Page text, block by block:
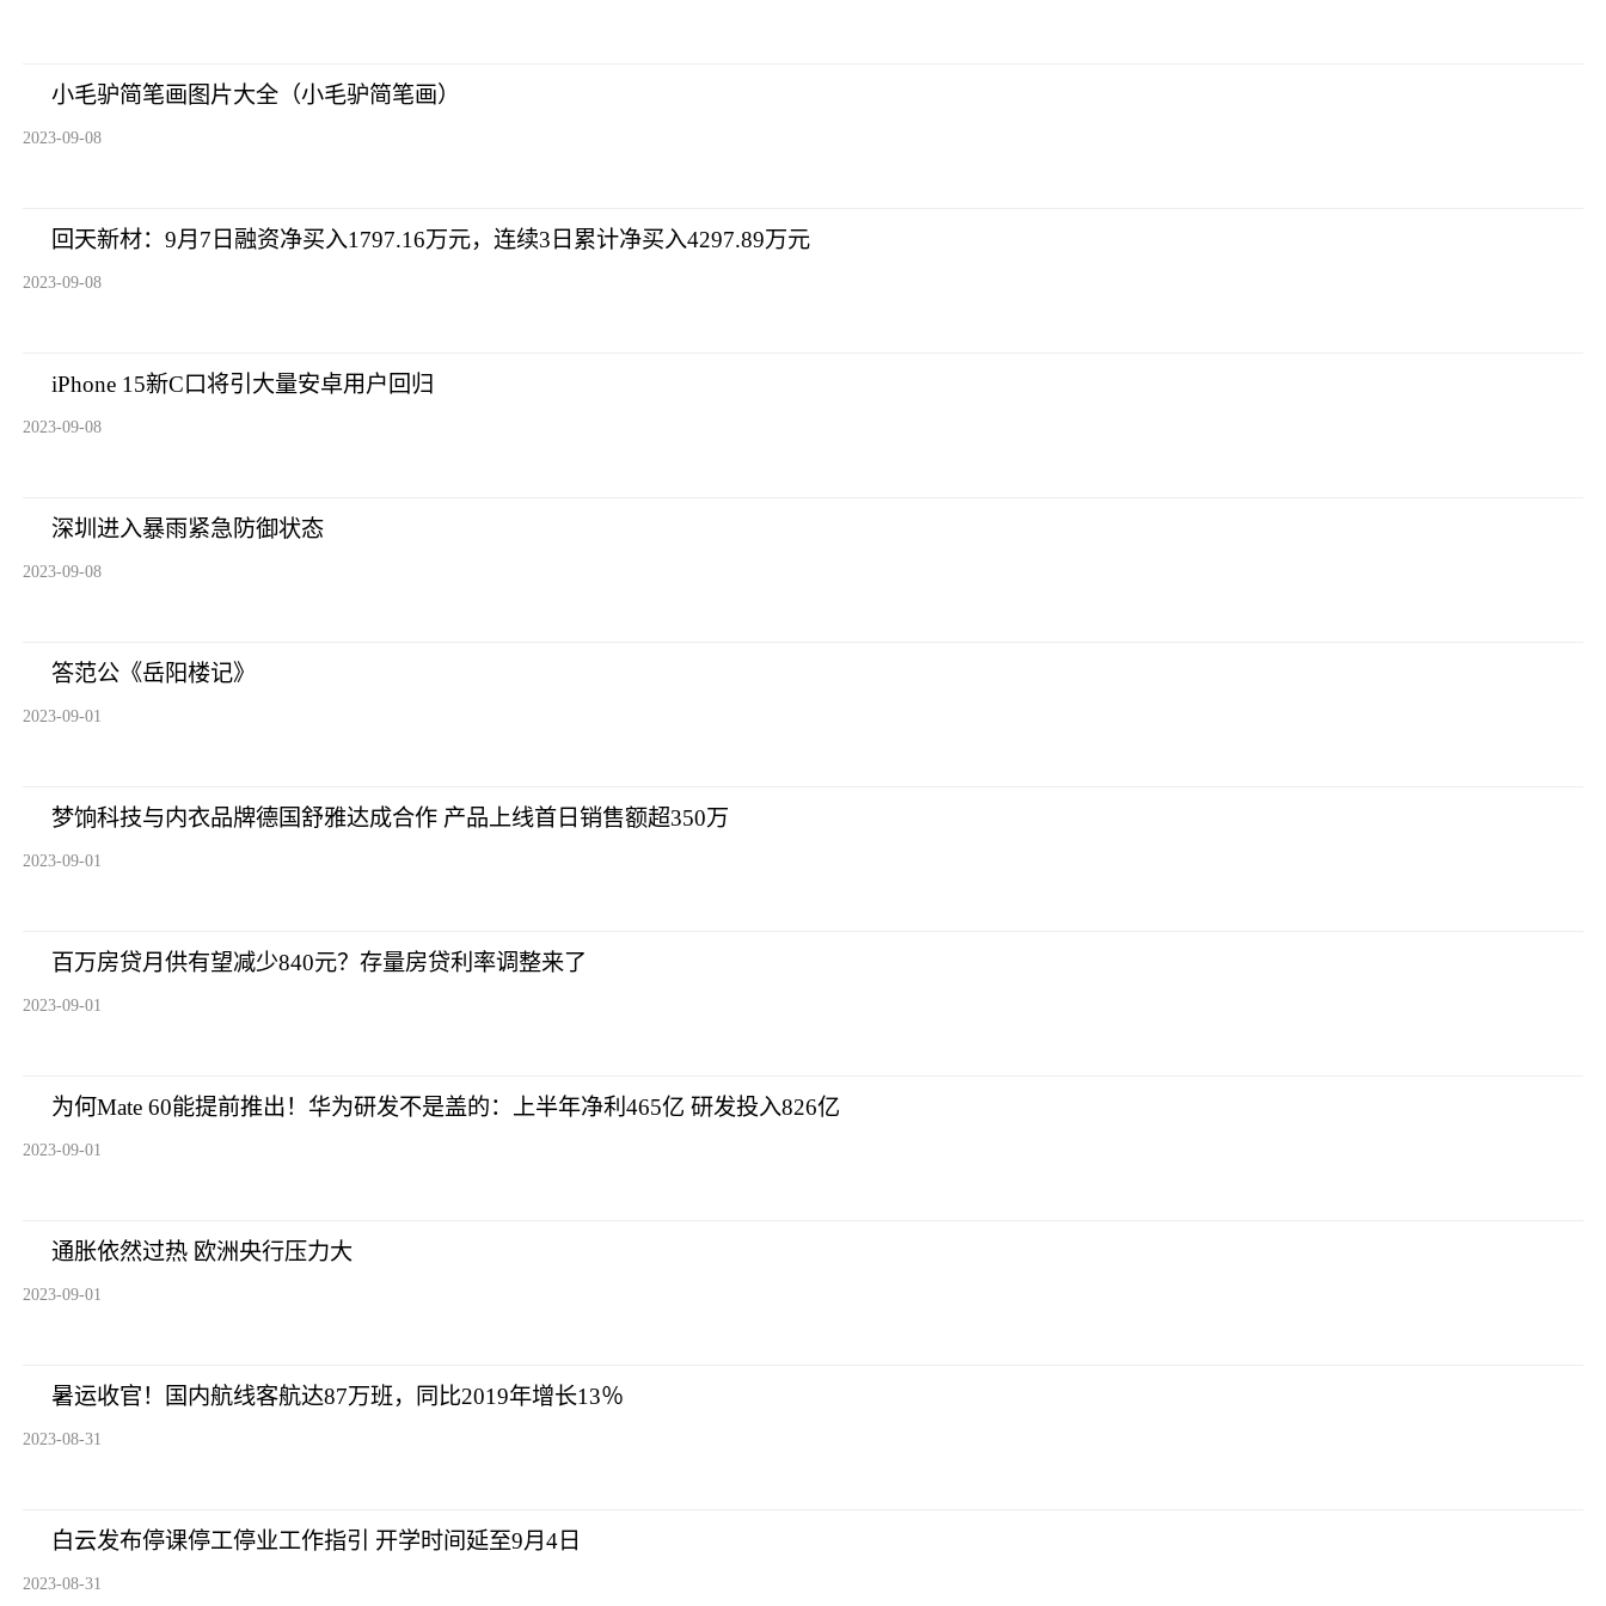
小毛驴简笔画图片大全（小毛驴简笔画）
2023-09-08
回天新材：9月7日融资净买入1797.16万元，连续3日累计净买入4297.89万元
2023-09-08
iPhone 15新C口将引大量安卓用户回归
2023-09-08
深圳进入暴雨紧急防御状态
2023-09-08
答范公《岳阳楼记》
2023-09-01
梦饷科技与内衣品牌德国舒雅达成合作 产品上线首日销售额超350万
2023-09-01
百万房贷月供有望减少840元？存量房贷利率调整来了
2023-09-01
为何Mate 60能提前推出！华为研发不是盖的：上半年净利465亿 研发投入826亿
2023-09-01
通胀依然过热 欧洲央行压力大
2023-09-01
暑运收官！国内航线客航达87万班，同比2019年增长13％
2023-08-31
白云发布停课停工停业工作指引 开学时间延至9月4日
2023-08-31